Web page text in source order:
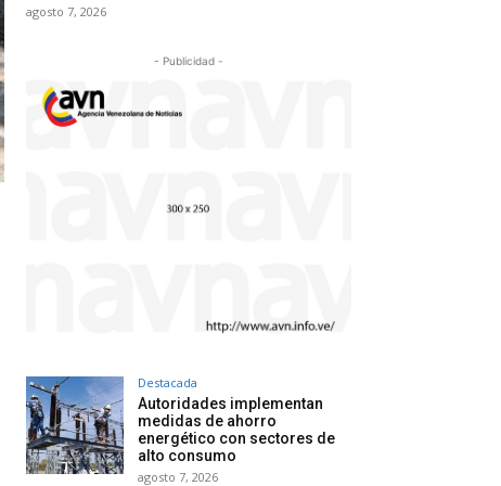
agosto 7, 2026
- Publicidad -
Destacada
Autoridades implementan
medidas de ahorro
energético con sectores de
alto consumo
agosto 7, 2026